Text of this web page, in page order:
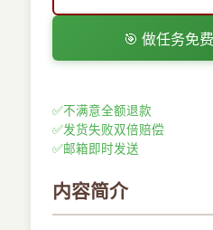
🎯 做任务免
✅不满意全额退款
✅发货失败双倍赔偿
✅邮箱即时发送
内容简介